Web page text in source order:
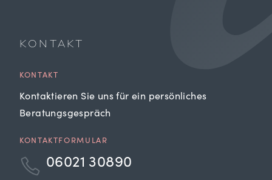
KONTAKT
KONTAKT
Kontaktieren Sie uns für ein persönliches
Beratungsgespräch
KONTAKTFORMULAR
06021 30890